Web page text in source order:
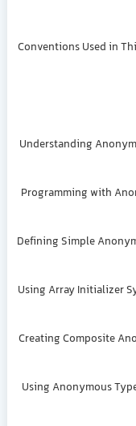
Conventions Used in
Understanding
Programming with
Defining Simple
Using Array Initializer
Creating Composite
Using Anonymous